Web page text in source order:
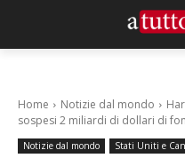
Home Notizie dal mondo
sospesi 2 miliardi di dollari di
Notizie dal mondo Stati Uniti e